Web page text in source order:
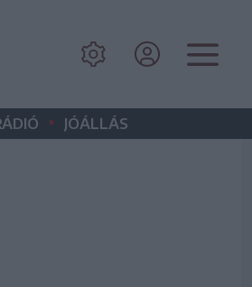
• JÓÁLLÁS